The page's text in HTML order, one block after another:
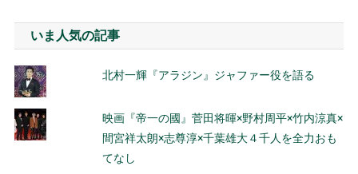
いま人気の記事
北村一輝『アラジン』ジャファー役を語る
映画『帝一の國』菅田将暉×野村周平×竹内涼真×
間宮祥太朗×志尊淳×千葉雄大４千人を全力おも
てなし